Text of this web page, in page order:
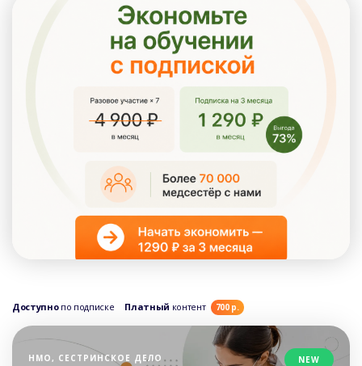
Доступнопо подписке Платный контент 700 р.
НМО, СЕСТРИНСКОЕ ДЕЛО NEW